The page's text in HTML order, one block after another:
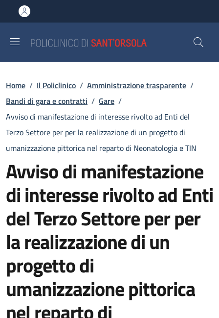
al contenuto principale
to footer content
Briciole di pane
Home / Il Policlinico / Amministrazione trasparente /
Bandi di gara e contratti / Gare /
Avviso di manifestazione di interesse rivolto ad Enti del
Terzo Settore per per la realizzazione di un progetto di
umanizzazione pittorica nel reparto di Neonatologia e TIN
Avviso di manifestazione
di interesse rivolto ad Enti
del Terzo Settore per per
la realizzazione di un
progetto di
umanizzazione pittorica